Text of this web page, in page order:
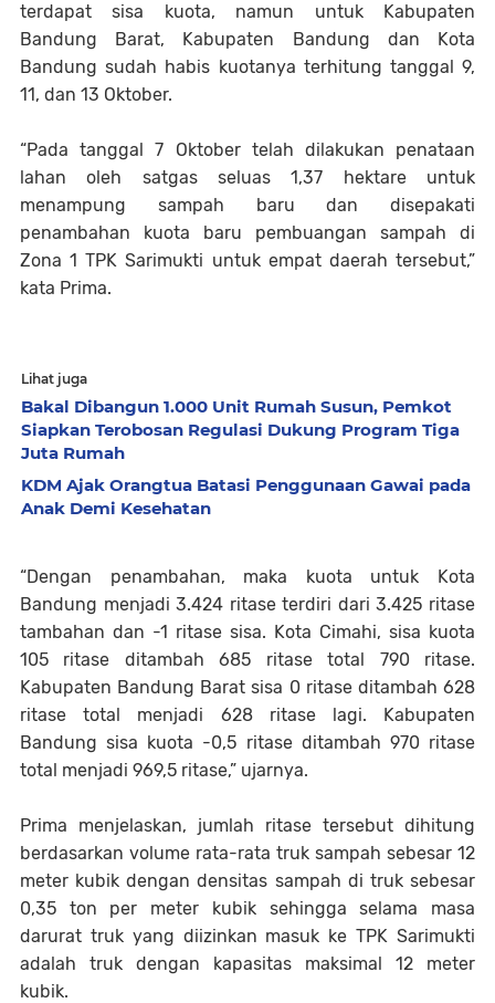
terdapat sisa kuota, namun untuk Kabupaten
Bandung Barat, Kabupaten Bandung dan Kota
Bandung sudah habis kuotanya terhitung tanggal 9,
11, dan 13 Oktober.
“Pada tanggal 7 Oktober telah dilakukan penataan
lahan oleh satgas seluas 1,37 hektare untuk
menampung sampah baru dan disepakati
penambahan kuota baru pembuangan sampah di
Zona 1 TPK Sarimukti untuk empat daerah tersebut,”
kata Prima.
Lihat juga
Bakal Dibangun 1.000 Unit Rumah Susun, Pemkot
Siapkan Terobosan Regulasi Dukung Program Tiga
Juta Rumah
KDM Ajak Orangtua Batasi Penggunaan Gawai pada
Anak Demi Kesehatan
“Dengan penambahan, maka kuota untuk Kota
Bandung menjadi 3.424 ritase terdiri dari 3.425 ritase
tambahan dan -1 ritase sisa. Kota Cimahi, sisa kuota
105 ritase ditambah 685 ritase total 790 ritase.
Kabupaten Bandung Barat sisa 0 ritase ditambah 628
ritase total menjadi 628 ritase lagi. Kabupaten
Bandung sisa kuota -0,5 ritase ditambah 970 ritase
total menjadi 969,5 ritase,” ujarnya.
Prima menjelaskan, jumlah ritase tersebut dihitung
berdasarkan volume rata-rata truk sampah sebesar 12
meter kubik dengan densitas sampah di truk sebesar
0,35 ton per meter kubik sehingga selama masa
darurat truk yang diizinkan masuk ke TPK Sarimukti
adalah truk dengan kapasitas maksimal 12 meter
kubik.